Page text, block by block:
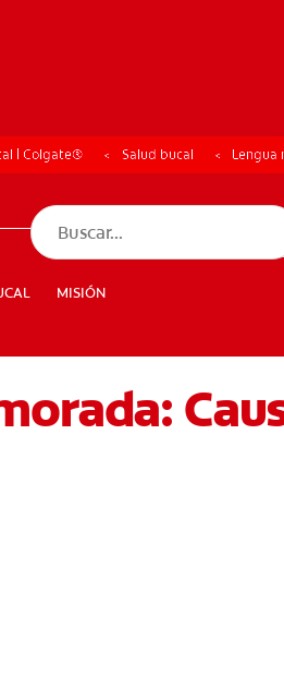
CHEQUEO DE SALUD
DÓNDE COMPRAR PE
MISIÓN
CHEQUEO DE SALUD
| Colgate® Salud bucal Lengua